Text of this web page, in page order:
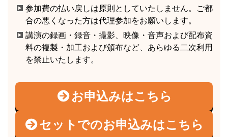
参加費の払い戻しは原則としていたしません。ご都
合の悪くなった方は代理参加をお願いします。
講演の録画・録音・撮影、映像・音声および配布資
料の複製・加工および頒布など、あらゆる二次利用
を禁止いたします。
お申込みはこちら
セットでのお申込みはこちら